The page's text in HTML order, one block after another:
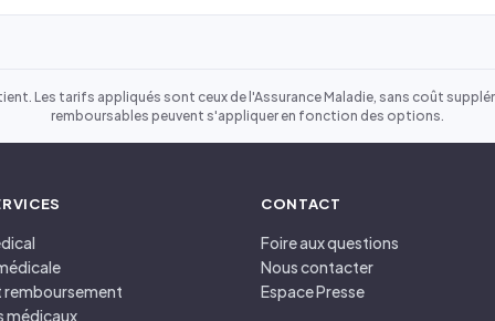
Les tarifs appliqués sont ceux de l'Assurance Maladie, sans coût
remboursables peuvent s'appliquer en fonction des options.
remboursement
médicaux
CONTACT
Foire aux questions
Nous contacter
Espace Presse